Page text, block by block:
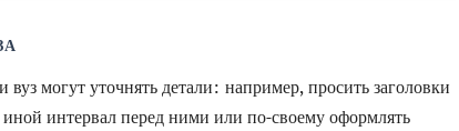
могут уточнять детали: например, просить заголовки
иной интервал перед ними или по-своему оформлять